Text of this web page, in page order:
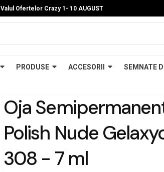
Valul Ofertelor Crazy 1- 10 AUGUST
PRODUSE ACCESORII SEMNATE
Oja
Polish Nude
308 - 7 ml